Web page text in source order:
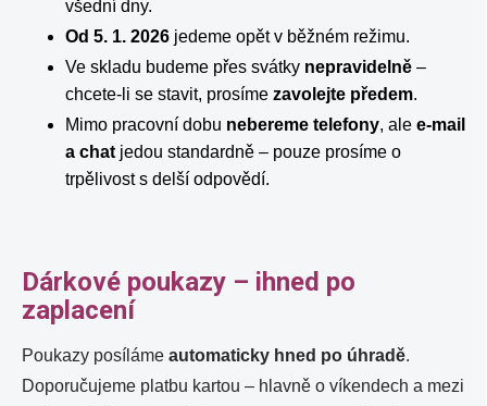
všední dny.
Od 5. 1. 2026 jedeme opět v běžném režimu.
Ve skladu budeme přes svátky nepravidelně –
chcete-li se stavit, prosíme zavolejte předem.
Mimo pracovní dobu nebereme telefony, ale e-mail
a chat jedou standardně – pouze prosíme o
trpělivost s delší odpovědí.
Dárkové poukazy – ihned po
zaplacení
Poukazy posíláme automaticky hned po úhradě.
Doporučujeme platbu kartou – hlavně o víkendech a mezi